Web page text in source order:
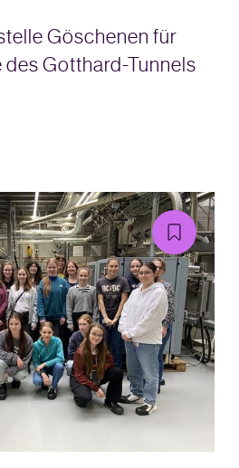
Göschenen für
des Gotthard-Tunnels